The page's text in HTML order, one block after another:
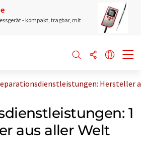
- kompakt, tragbar, mit
Hersteller
1
aus aller Welt